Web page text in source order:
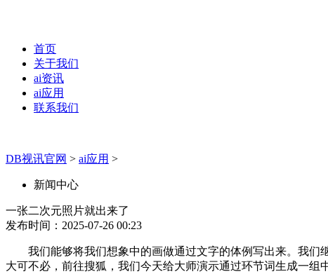
首页
关于我们
ai资讯
ai应用
联系我们
DB视讯官网 > ai应用 >
新闻中心
一张二次元照片就出来了
发布时间：2025-07-26 00:23
我们能够将我们想象中的画做通过文字的体例写出来。我们
大可不必，前往搜狐，我们今天给大师演示通过环节词生成一